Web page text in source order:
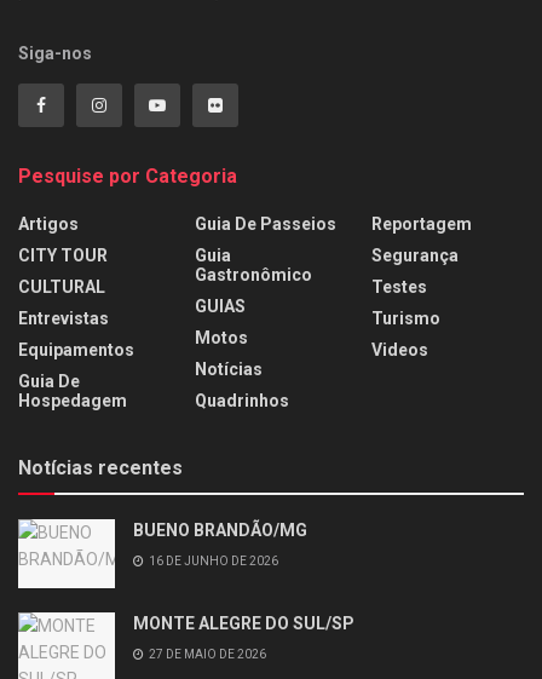
Siga-nos
Pesquise por Categoria
Artigos
CITY TOUR
CULTURAL
Entrevistas
Equipamentos
Guia De
Hospedagem
Guia De Passeios
Guia
Gastronômico
GUIAS
Motos
Notícias
Quadrinhos
Reportagem
Segurança
Testes
Turismo
Videos
Notícias recentes
BUENO BRANDÃO/MG
16 DE JUNHO DE 2026
MONTE ALEGRE DO SUL/SP
27 DE MAIO DE 2026